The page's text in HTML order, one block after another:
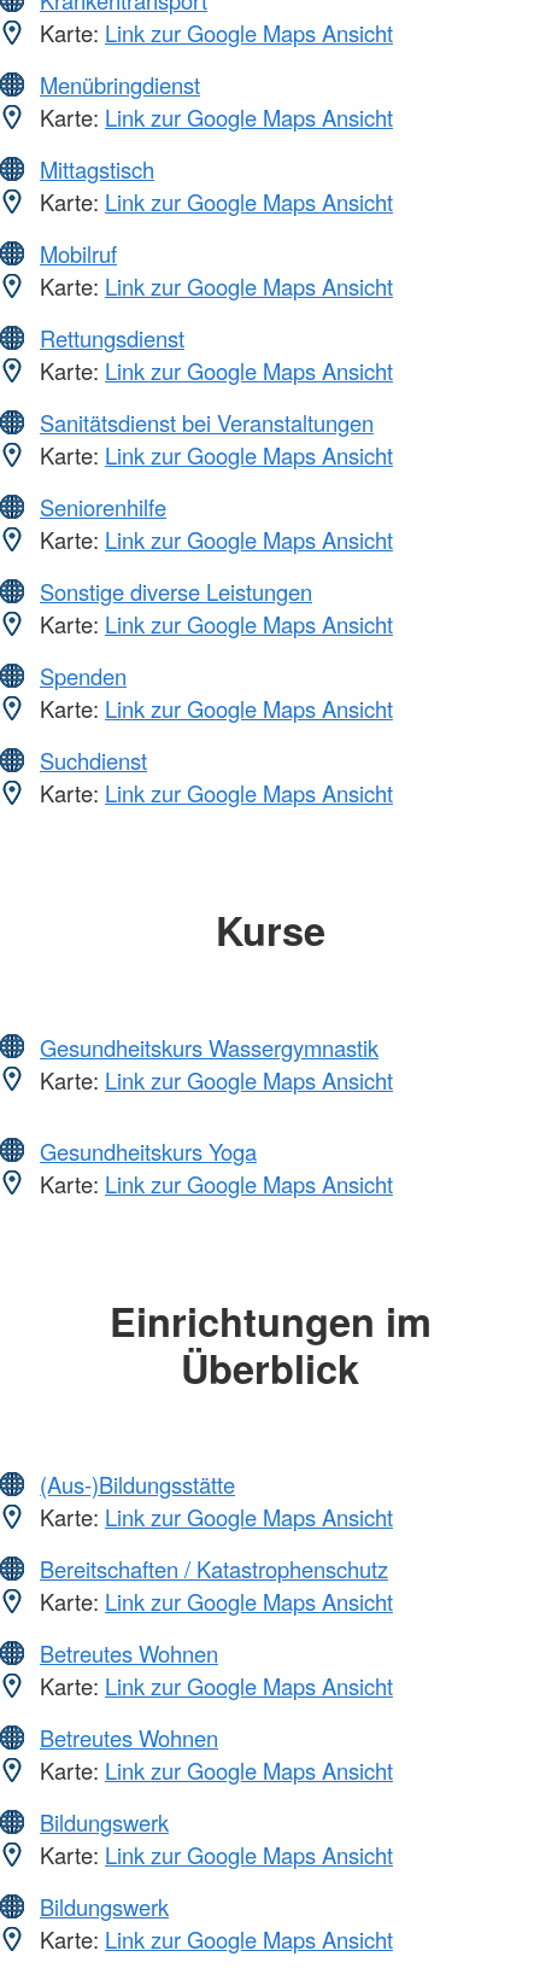
Karte: Link zur Google Maps Ansicht
Menübringdienst
Karte: Link zur Google Maps Ansicht
Mittagstisch
Karte: Link zur Google Maps Ansicht
Mobilruf
Karte: Link zur Google Maps Ansicht
Rettungsdienst
Karte: Link zur Google Maps Ansicht
Sanitätsdienst bei Veranstaltungen
Karte: Link zur Google Maps Ansicht
Seniorenhilfe
Karte: Link zur Google Maps Ansicht
Sonstige diverse Leistungen
Karte: Link zur Google Maps Ansicht
Spenden
Karte: Link zur Google Maps Ansicht
Suchdienst
Karte: Link zur Google Maps Ansicht
Kurse
Gesundheitskurs Wassergymnastik
Karte: Link zur Google Maps Ansicht
Gesundheitskurs Yoga
Karte: Link zur Google Maps Ansicht
Einrichtungen im
Überblick
(Aus-)Bildungsstätte
Karte: Link zur Google Maps Ansicht
Bereitschaften / Katastrophenschutz
Karte: Link zur Google Maps Ansicht
Betreutes Wohnen
Karte: Link zur Google Maps Ansicht
Betreutes Wohnen
Karte: Link zur Google Maps Ansicht
Bildungswerk
Karte: Link zur Google Maps Ansicht
Bildungswerk
Karte: Link zur Google Maps Ansicht